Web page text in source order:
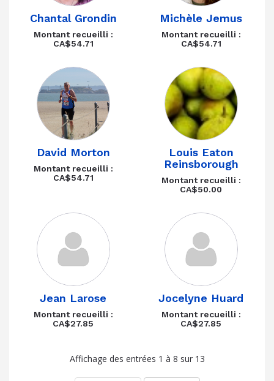
Chantal Grondin
Montant recueilli :
CA$54.71
Michèle Jemus
Montant recueilli :
CA$54.71
David Morton
Montant recueilli :
CA$54.71
Louis Eaton
Reinsborough
Montant recueilli :
CA$50.00
Jean Larose
Montant recueilli :
CA$27.85
Jocelyne Huard
Montant recueilli :
CA$27.85
Affichage des entrées 1 à 8 sur 13